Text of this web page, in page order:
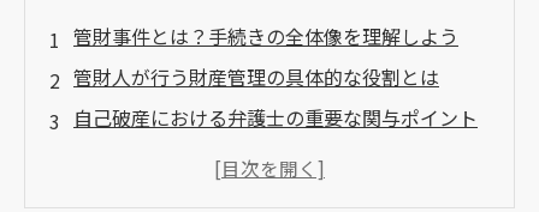
管財事件とは？手続きの全体像を理解しよう
管財人が行う財産管理の具体的な役割とは
自己破産における弁護士の重要な関与ポイント
管財事件終了後の手続きと今後の対応策